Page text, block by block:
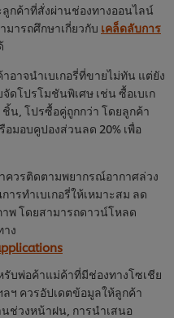
กค้าที่สั่งผ่านช่องทางออนไลน์
มารถศึกษาเกี่ยวกับ เคล็ดลับการ
อาจนำเบเกอรี่ที่ขายไม่ทัน แต่ยัง
โปรโมชันพิเศษ เช่น ซื้อเบเก
น, โปรซื้อคู่ถูกกว่า โดยลูกค้า
มอบคูปองส่วนลด 20% เพื่อ
ควรติดตามพยากรณ์อากาศล่วง
รทำเบเกอรี่ให้เหมาะสม ลด
าพ โดยสามารถดาวน์โหลด
ง
รับพ่อค้าแม่ค้าที่มีช่องทางโซเชีย
ฯ ควรอัปเดตข้อมูลให้ลูกค้า
ช่วงหน้าฝน, การนำเสนอ